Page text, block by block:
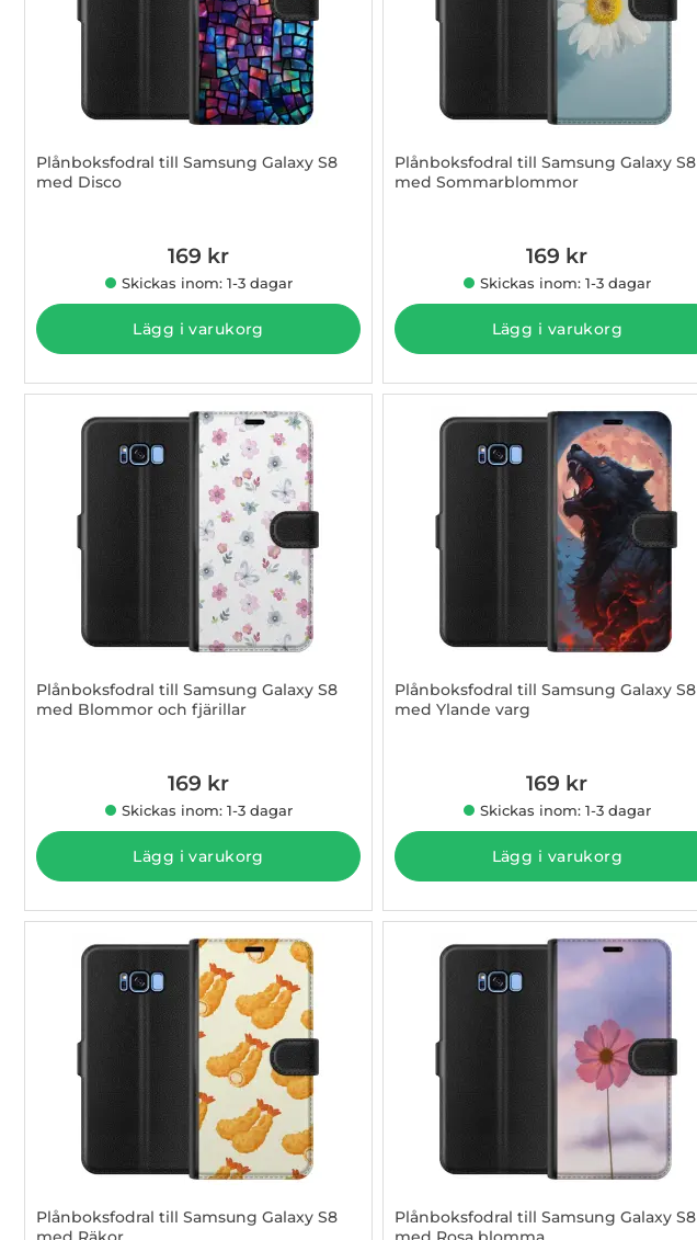
Plånboksfodral till Samsung Galaxy S8
med Disco
169 kr
Skickas inom: 1-3 dagar
Lägg i varukorg
Plånboksfodral till Samsung Galaxy S8
med Sommarblommor
169 kr
Skickas inom: 1-3 dagar
Lägg i varukorg
Plånboksfodral till Samsung Galaxy S8
med Blommor och fjärillar
169 kr
Skickas inom: 1-3 dagar
Lägg i varukorg
Plånboksfodral till Samsung Galaxy S8
med Ylande varg
169 kr
Skickas inom: 1-3 dagar
Lägg i varukorg
Plånboksfodral till Samsung Galaxy S8
Plånboksfodral till Samsung Galaxy S8